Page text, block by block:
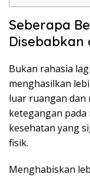
Seberapa
Disebabkan
Bukan rahasia
menghasilkan
luar ruangan dan
ketegangan pada
kesehatan yang
fisik.
Menghabiskan